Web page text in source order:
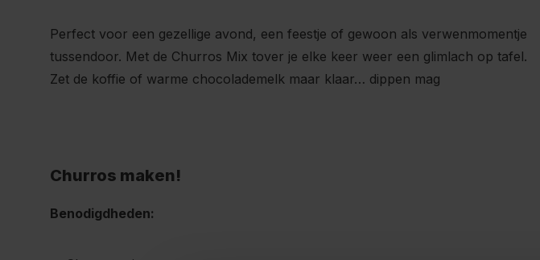
Perfect voor een gezellige avond, een feestje of gewoon als verwenmomentje
tussendoor. Met de Churros Mix tover je elke keer weer een glimlach op tafel.
Zet de koffie of warme chocolademelk maar klaar… dippen mag
Churros maken!
Benodigdheden: